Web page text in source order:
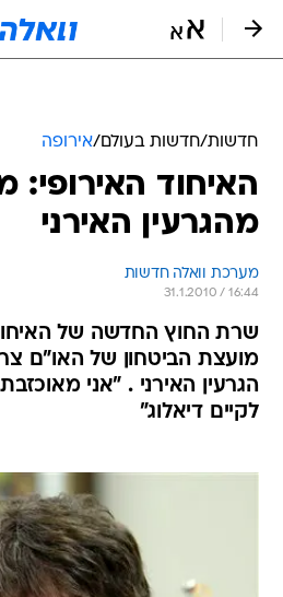
חדשות/חדשות בעולם/אירופה
האיחוד האירופי:
מהגרעין האירני
מערכת וואלה חדשות
31.1.2010 / 16:44
שרת החוץ החדשה של
מועצת הביטחון של האו"ם
הגרעין האירני . "אני
לקיים דיאלוג"